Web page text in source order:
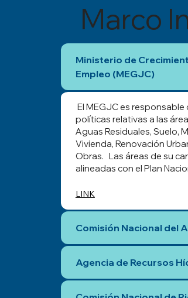
Marco
Ministerio de
Empleo (MEGJC)
El MEGJC es
políticas relativas a las
Aguas Residuales, Suelo,
Vivienda, Renovación
Obras. Las áreas de su
alineadas con el Plan
LINK
Comisión Nacional del
Agencia de Recursos